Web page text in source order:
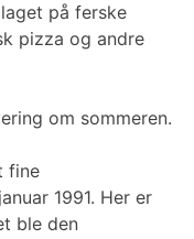
på ferske
pizza og andre
om sommeren.
fine
1991. Her er
ble den